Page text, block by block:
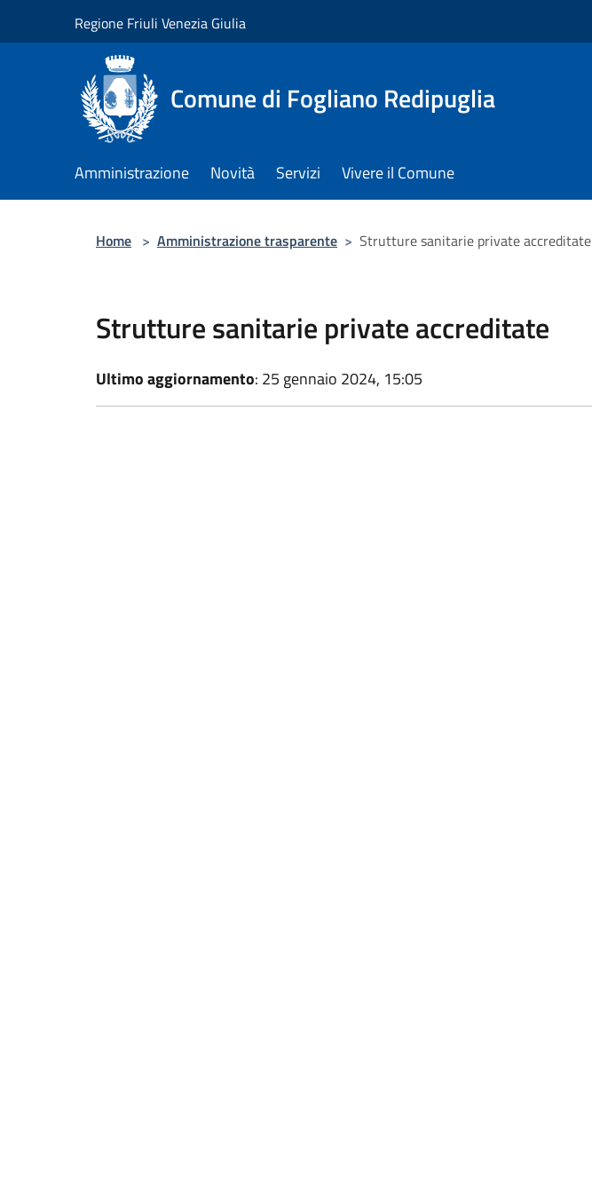
Regione Friuli Venezia Giulia
Comune di Fogliano Redipuglia
Amministrazione Novità Servizi Vivere il Comune
Home > Amministrazione trasparente > Strutture sanitarie private accreditate
Strutture sanitarie private accreditate
Ultimo aggiornamento: 25 gennaio 2024, 15:05